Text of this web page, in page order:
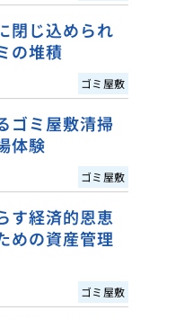
閉じ込められ
の堆積
ゴミ屋敷
ゴミ屋敷清掃
体験
ゴミ屋敷
す経済的恩恵
めの資産管理
ゴミ屋敷